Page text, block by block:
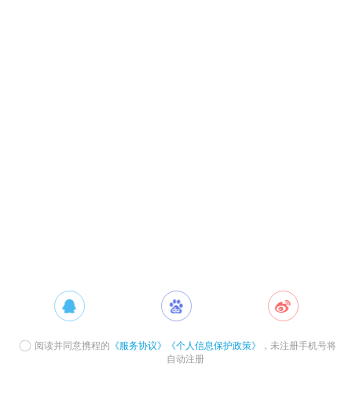
阅读并同意携程的 《服务协议》 《个人信息保护政策》
，未注册手机号将
自动注册